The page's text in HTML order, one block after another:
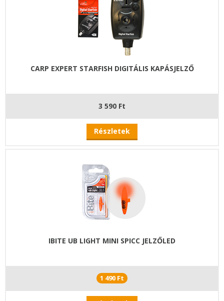
CARP EXPERT STARFISH DIGITÁLIS KAPÁSJELZŐ
3 590 Ft
Részletek
IBITE UB LIGHT MINI SPICC JELZŐLED
1 490 Ft